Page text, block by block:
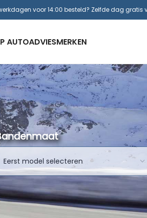
voor 14:00 besteld? Zelfde dag
AUTOADVIESMERKEN